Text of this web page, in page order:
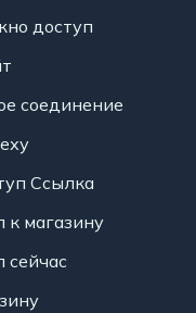
доступ
соединение
Ссылка
к магазину
сейчас